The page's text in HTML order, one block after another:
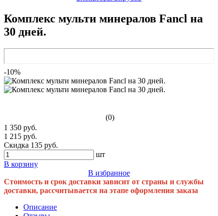
Комплекс мульти минералов Fancl на
30 дней.
-10%
(0)
1 350 руб.
1 215 руб.
Скидка 135 руб.
шт
В корзину
В избранное
Стоимость и срок доставки зависит от страны и службы
доставки, рассчитывается на этапе оформления заказа
Описание